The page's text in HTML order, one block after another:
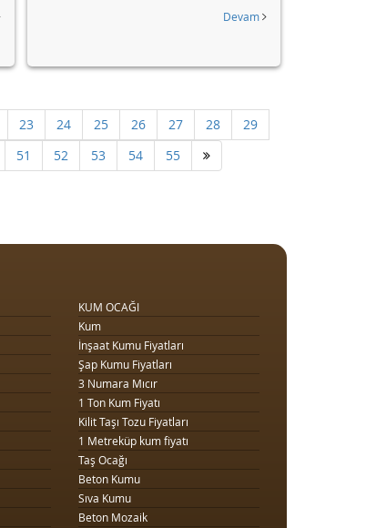
Devam
23 24 25 26 27 28
29
51 52 53 54 55
KUM OCAĞI
Kum
İnşaat Kumu Fiyatları
Şap Kumu Fiyatları
3 Numara Mıcır
1 Ton Kum Fiyatı
Kilit Taşı Tozu Fiyatları
1 Metreküp kum fiyatı
Taş Ocağı
Beton Kumu
Sıva Kumu
Beton Mozaik